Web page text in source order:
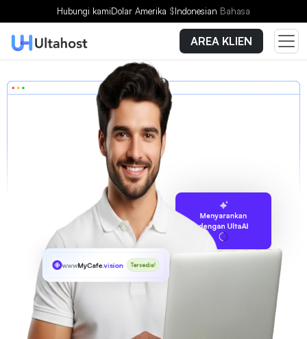
Hubungi kamiDolar Amerika $Indonesian Bahasa
AREA KLIEN
Menyarankan
dengan UltaAI
wwwMyCafe.vision Tersedia!